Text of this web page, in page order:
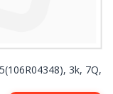
3k, 7Q,